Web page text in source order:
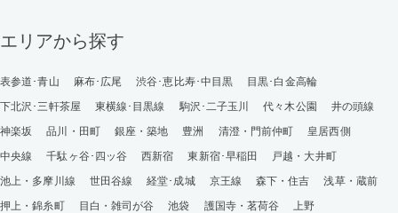
エリアから探す
表参道･青山 麻布･広尾 渋谷･恵比寿･中目黒
目黒･白金高輪
下北沢･三軒茶屋
東横線･目黒線 駒沢･二子玉川 代々木公園
井の頭線
神楽坂
品川・田町 銀座・築地 豊洲 清澄・門前仲町
皇居西側
中央線
千駄ヶ谷･四ッ谷 西新宿 東新宿･早稲田
戸越・大井町
池上・多摩川線
世田谷線 経堂･成城 京王線 森下・住吉
浅草・蔵前
押上・錦糸町
目白・雑司が谷 池袋 護国寺・茗荷谷
上野